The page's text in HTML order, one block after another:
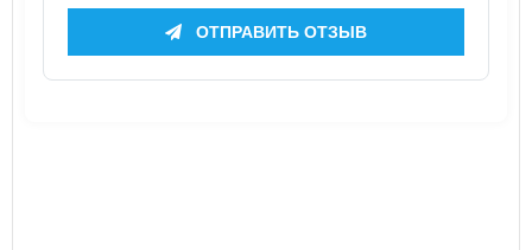
ОТПРАВИТЬ ОТЗЫВ